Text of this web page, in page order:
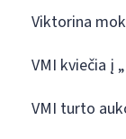
Viktorina
VMI kviečia į
VMI turto